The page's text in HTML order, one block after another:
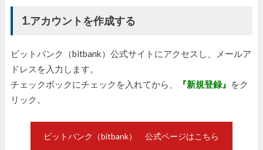
1.アカウントを作成する
ビットバンク（bitbank）公式サイトにアクセスし、メールア
ドレスを入力します。
チェックボックにチェックを入れてから、
『新規登録』 をク
リック。
ビットバンク（bitbank） 公式ページはこちら